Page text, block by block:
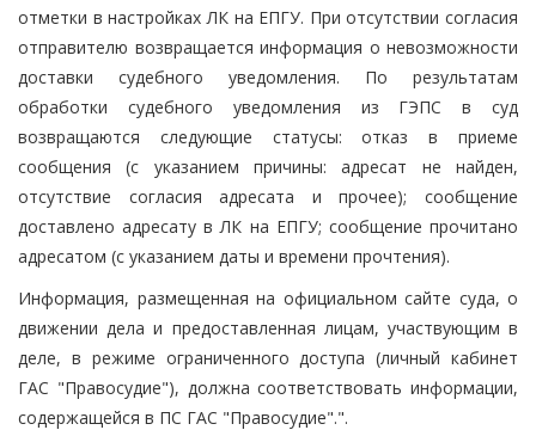
отметки в настройках ЛК на ЕПГУ. При отсутствии согласия
отправителю возвращается информация о невозможности
доставки судебного уведомления. По результатам
обработки судебного уведомления из ГЭПС в суд
возвращаются следующие статусы: отказ в приеме
сообщения (с указанием причины: адресат не найден,
отсутствие согласия адресата и прочее); сообщение
доставлено адресату в ЛК на ЕПГУ; сообщение прочитано
адресатом (с указанием даты и времени прочтения).
Информация, размещенная на официальном сайте суда, о
движении дела и предоставленная лицам, участвующим в
деле, в режиме ограниченного доступа (личный кабинет
ГАС "Правосудие"), должна соответствовать информации,
содержащейся в ПС ГАС "Правосудие".".